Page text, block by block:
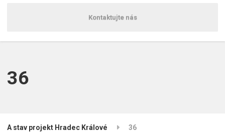
Kontaktujte nás
36
A stav projekt Hradec Králové 36